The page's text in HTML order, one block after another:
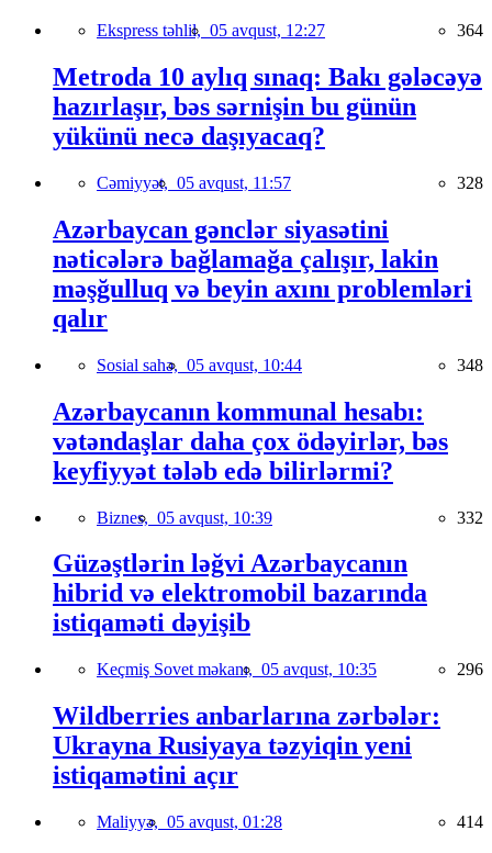
Ekspress təhlil, 05 avqust, 12:27 364
Metroda 10 aylıq sınaq: Bakı gələcəyə
hazırlaşır, bəs sərnişin bu günün
yükünü necə daşıyacaq?
Cəmiyyət, 05 avqust, 11:57 328
Azərbaycan gənclər siyasətini
nəticələrə bağlamağa çalışır, lakin
məşğulluq və beyin axını problemləri
qalır
Sosial sahə, 05 avqust, 10:44 348
Azərbaycanın kommunal hesabı:
vətəndaşlar daha çox ödəyirlər, bəs
keyfiyyət tələb edə bilirlərmi?
Biznes, 05 avqust, 10:39 332
Güzəştlərin ləğvi Azərbaycanın
hibrid və elektromobil bazarında
istiqaməti dəyişib
Keçmiş Sovet məkanı, 05 avqust, 10:35 296
Wildberries anbarlarına zərbələr:
Ukrayna Rusiyaya təzyiqin yeni
istiqamətini açır
Maliyyə, 05 avqust, 01:28 414